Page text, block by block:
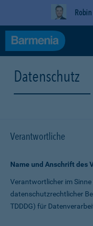
Datenschutz
Verantwortliche
Name und Anschrift des
Verantwortlicher im
datenschutz­rechtlicher
TDDDG) für